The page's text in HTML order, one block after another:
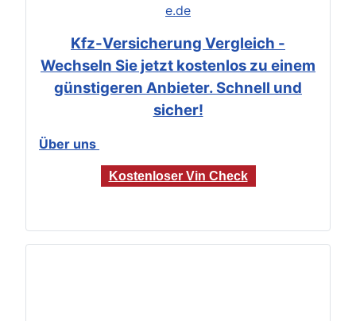
e.de
Kfz-Versicherung Vergleich -
Wechseln Sie jetzt kostenlos zu einem
günstigeren Anbieter. Schnell und
sicher!
Über uns
Kostenloser Vin Check